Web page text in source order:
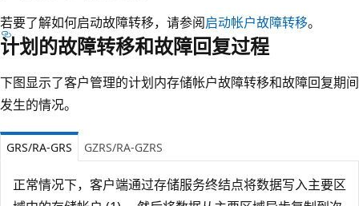
若要了解如何启动故障转移，请参阅启动帐户故障转移。
计划的故障转移和故障回复过程
下图显示了客户管理的计划内存储帐户故障转移和故障回复期间
发生的情况。
GRS/RA-GRS GZRS/RA-GZRS
正常情况下，客户端通过存储服务终结点将数据写入主要区